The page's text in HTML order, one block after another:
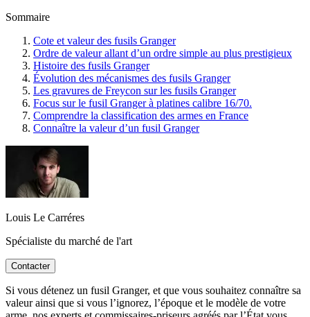
Sommaire
Cote et valeur des fusils Granger
Ordre de valeur allant d’un ordre simple au plus prestigieux
Histoire des fusils Granger
Évolution des mécanismes des fusils Granger
Les gravures de Freycon sur les fusils Granger
Focus sur le fusil Granger à platines calibre 16/70.
Comprendre la classification des armes en France
Connaître la valeur d’un fusil Granger
Louis Le Carréres
Spécialiste du marché de l'art
Contacter
Si vous détenez un fusil Granger, et que vous souhaitez connaître sa
valeur ainsi que si vous l’ignorez, l’époque et le modèle de votre